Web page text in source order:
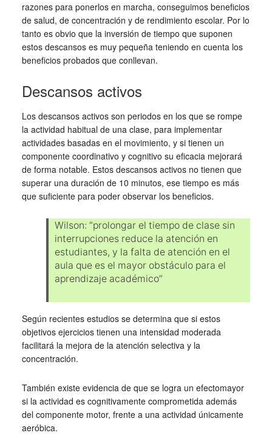
razones para ponerlos en marcha, conseguimos beneficios
de salud, de concentración y de rendimiento escolar. Por lo
tanto es obvio que la inversión de tiempo que suponen
estos descansos es muy pequeña teniendo en cuenta los
beneficios probados que conllevan.
Descansos activos
Los descansos activos son periodos en los que se rompe
la actividad habitual de una clase, para implementar
actividades basadas en el movimiento, y si tienen un
componente coordinativo y cognitivo su eficacia mejorará
de forma notable. Estos descansos activos no tienen que
superar una duración de 10 minutos, ese tiempo es más
que suficiente para poder observar los beneficios.
Wilson: “prolongar el tiempo de clase sin
interrupciones reduce la atención en
estudiantes, y la falta de atención en el
aula que es el mayor obstáculo para el
aprendizaje académico”
Según recientes estudios se determina que si estos
objetivos ejercicios tienen una intensidad moderada
facilitará la mejora de la atención selectiva y la
concentración.
También existe evidencia de que se logra un efectomayor
si la actividad es cognitivamente comprometida además
del componente motor, frente a una actividad únicamente
aeróbica.